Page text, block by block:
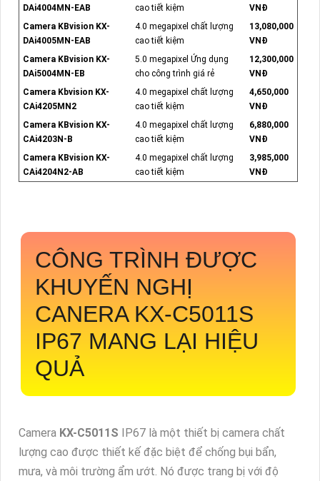
DAi4004MN-EAB
cao tiết kiệm
VNĐ
Camera KBvision KX-
DAi4005MN-EAB
4.0 megapixel chất lượng
cao tiết kiệm
13,080,000
VNĐ
Camera KBvision KX-
DAi5004MN-EB
5.0 megapixel Ứng dụng
cho công trình giá rẻ
12,300,000
VNĐ
Camera Kbvision KX-
CAi4205MN2
4.0 megapixel chất lượng
cao tiết kiệm
4,650,000
VNĐ
Camera KBvision KX-
CAi4203N-B
4.0 megapixel chất lượng
cao tiết kiệm
6,880,000
VNĐ
Camera KBvision KX-
CAi4204N2-AB
4.0 megapixel chất lượng
cao tiết kiệm
3,985,000
VNĐ
CÔNG TRÌNH ĐƯỢC
KHUYẾN NGHỊ
CANERA KX-C5011S
IP67 MANG LẠI HIỆU
QUẢ
Camera KX-C5011S
IP67 là một thiết bị camera chất
lượng cao được thiết kế đặc biệt để chống bụi bẩn,
mưa, và môi trường ẩm ướt. Nó được trang bị với độ